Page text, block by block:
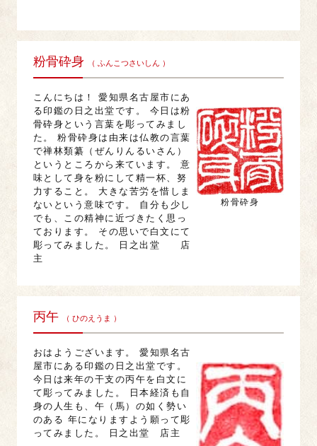
粉骨砕身 （ ふんこつさいしん ）
粉骨砕身
こんにちは！ 愛知県名古屋市にあ
る印鑑の日之出堂です。 今日は粉
骨砕身という言葉を彫ってみまし
た。 粉骨砕身は由来は仏教の言葉
で禅林類纂（ぜんりんるいさん）
というところから来ています。 意
味として身を粉にして精一杯、努
力すること。 大きな苦労を惜しま
ないという意味です。 自分も少し
でも、この精神に近づきたく思っ
ております。 その思いで白文にて
彫ってみました。 日之出堂 店
主
丙午 （ ひのえうま ）
おはようございます。 愛知県名古
屋市にある印鑑の日之出堂です。
今日は来年の干支の丙午を白文に
て彫ってみました。 日本経済も自
身の人生も、午（馬）の如く勢い
のある 年になりますよう願って彫
ってみました。 日之出堂 店主